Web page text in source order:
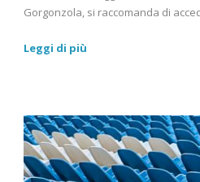
Gorgonzola, si raccomanda di
Leggi di più